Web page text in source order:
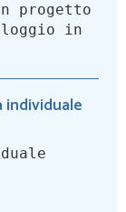
progetto
in